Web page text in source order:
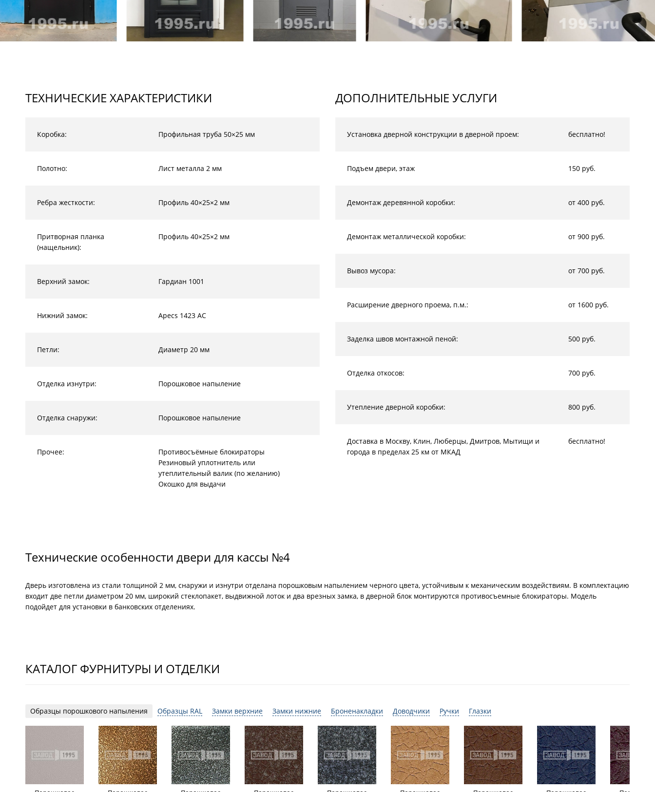
ТЕХНИЧЕСКИЕ ХАРАКТЕРИСТИКИ
Коробка: Профильная труба 50×25 мм
Полотно: Лист металла 2 мм
Ребра жесткости: Профиль 40×25×2 мм
Притворная планка
(нащельник):
Профиль 40×25×2 мм
Верхний замок: Гардиан 1001
Нижний замок: Apecs 1423 AC
Петли: Диаметр 20 мм
Отделка изнутри: Порошковое напыление
Отделка снаружи: Порошковое напыление
Прочее:
Противосъёмные блокираторы
Резиновый уплотнитель или
утеплительный валик (по желанию)
Окошко для выдачи
ДОПОЛНИТЕЛЬНЫЕ УСЛУГИ
Установка дверной конструкции в дверной проем: бесплатно!
Подъем двери, этаж 150 руб.
Демонтаж деревянной коробки: от 400 руб.
Демонтаж металлической коробки: от 900 руб.
Вывоз мусора: от 700 руб.
Расширение дверного проема, п.м.: от 1600 руб.
Заделка швов монтажной пеной: 500 руб.
Отделка откосов: 700 руб.
Утепление дверной коробки: 800 руб.
Доставка в Москву, Клин, Люберцы, Дмитров, Мытищи и
города в пределах 25 км от МКАД
бесплатно!
Технические особенности двери для кассы №4
Дверь изготовлена из стали толщиной 2 мм, снаружи и изнутри отделана порошковым напылением черного цвета, устойчивым к механическим воздействиям. В комплектацию
входит две петли диаметром 20 мм, широкий стеклопакет, выдвижной лоток и два врезных замка, в дверной блок монтируются противосъемные блокираторы. Модель
подойдет для установки в банковских отделениях.
КАТАЛОГ ФУРНИТУРЫ И ОТДЕЛКИ
Образцы порошкового напыления Образцы RAL Замки верхние Замки нижние Броненакладки Доводчики Ручки Глазки